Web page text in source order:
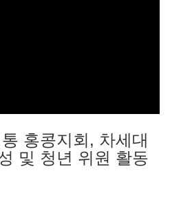
홍콩지회, 차세대
및 청년 위원 활동